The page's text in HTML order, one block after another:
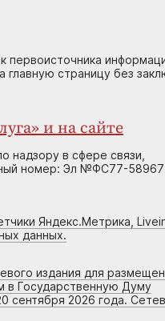
первоисточника
главную страницу без
и на сайте
надзору в сфере связи,
номер: Эл №ФС77-58967
Яндекс.Метрика,
данных.
издания для
в Государственную Думу
сентября 2026 года.